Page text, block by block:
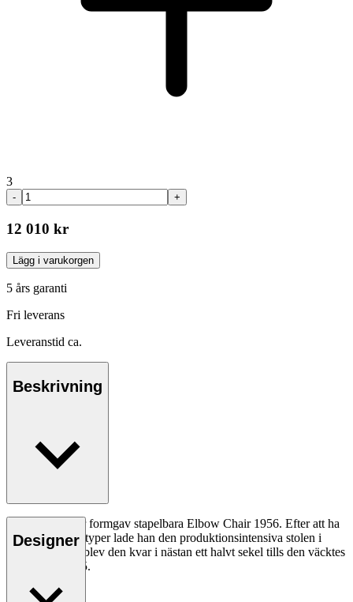
3
- +
12 010 kr
Lägg i varukorgen
5 års garanti
Fri leverans
Leveranstid ca.
Beskrivning
Hans J. Wägner formgav stapelbara Elbow Chair 1956. Efter att ha
skapat två prototyper lade han den produktionsintensiva stolen i
byrålådan. Där blev den kvar i nästan ett halvt sekel tills den väcktes
till liv igen 2005.
Läs mer
Designer